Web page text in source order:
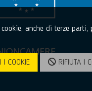
anche di terze
I COOKIE RIFIUTA I